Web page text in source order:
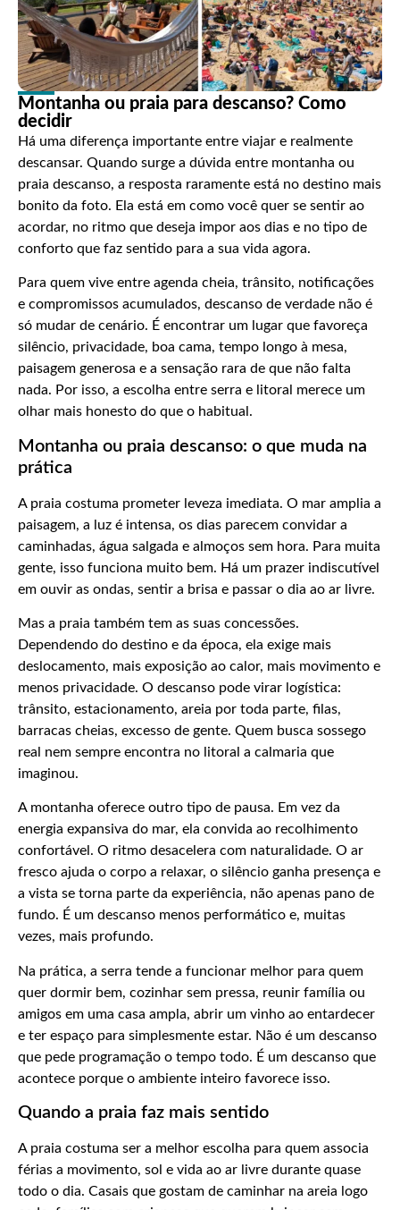
Montanha ou praia para descanso? Como
decidir
Há uma diferença importante entre viajar e realmente
descansar. Quando surge a dúvida entre montanha ou
praia descanso, a resposta raramente está no destino mais
bonito da foto. Ela está em como você quer se sentir ao
acordar, no ritmo que deseja impor aos dias e no tipo de
conforto que faz sentido para a sua vida agora.
Para quem vive entre agenda cheia, trânsito, notificações
e compromissos acumulados, descanso de verdade não é
só mudar de cenário. É encontrar um lugar que favoreça
silêncio, privacidade, boa cama, tempo longo à mesa,
paisagem generosa e a sensação rara de que não falta
nada. Por isso, a escolha entre serra e litoral merece um
olhar mais honesto do que o habitual.
Montanha ou praia descanso: o que muda na
prática
A praia costuma prometer leveza imediata. O mar amplia a
paisagem, a luz é intensa, os dias parecem convidar a
caminhadas, água salgada e almoços sem hora. Para muita
gente, isso funciona muito bem. Há um prazer indiscutível
em ouvir as ondas, sentir a brisa e passar o dia ao ar livre.
Mas a praia também tem as suas concessões.
Dependendo do destino e da época, ela exige mais
deslocamento, mais exposição ao calor, mais movimento e
menos privacidade. O descanso pode virar logística:
trânsito, estacionamento, areia por toda parte, filas,
barracas cheias, excesso de gente. Quem busca sossego
real nem sempre encontra no litoral a calmaria que
imaginou.
A montanha oferece outro tipo de pausa. Em vez da
energia expansiva do mar, ela convida ao recolhimento
confortável. O ritmo desacelera com naturalidade. O ar
fresco ajuda o corpo a relaxar, o silêncio ganha presença e
a vista se torna parte da experiência, não apenas pano de
fundo. É um descanso menos performático e, muitas
vezes, mais profundo.
Na prática, a serra tende a funcionar melhor para quem
quer dormir bem, cozinhar sem pressa, reunir família ou
amigos em uma casa ampla, abrir um vinho ao entardecer
e ter espaço para simplesmente estar. Não é um descanso
que pede programação o tempo todo. É um descanso que
acontece porque o ambiente inteiro favorece isso.
Quando a praia faz mais sentido
A praia costuma ser a melhor escolha para quem associa
férias a movimento, sol e vida ao ar livre durante quase
todo o dia. Casais que gostam de caminhar na areia logo